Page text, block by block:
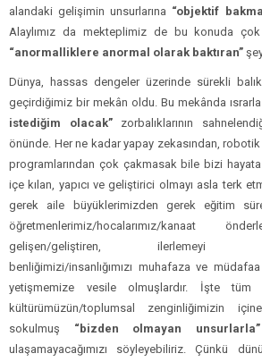
alandaki gelişimin unsurlarına “objektif
Alaylımız da mekteplimiz de bu konuda çok
“anormalliklere anormal olarak baktıran”
Dünya, hassas dengeler üzerinde sürekli balık
geçirdiğimiz bir mekân oldu. Bu mekânda
istediğim olacak”zorbalıklarının
önünde. Her ne kadar yapay zekasından, robotik
programlarından çok çakmasak bile bizi
içe kılan, yapıcı ve geliştirici olmayı asla terk
gerek aile büyüklerimizden gerek eğitim
öğretmenlerimiz/hocalarımız/kanaat
gelişen/geliştiren, ilerlemeyi
benliğimizi/insanlığımızı muhafaza ve
yetişmemize vesile olmuşlardır. İşte tüm
kültürümüzün/toplumsal zenginliğimizin
sokulmuş “bizden olmayan unsurlarla”
ulaşamayacağımızı söyleyebiliriz. Çünkü